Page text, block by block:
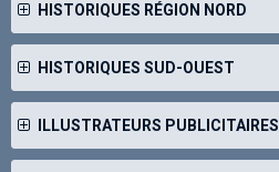
HISTORIQUES RÉGION NORD
HISTORIQUES SUD-OUEST
ILLUSTRATEURS PUBLICITAIRES